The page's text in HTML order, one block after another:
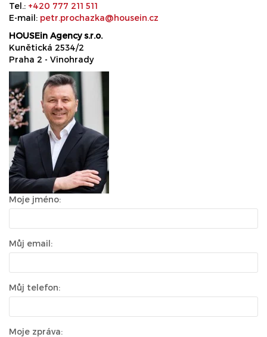
Tel.: +420 777 211 511
E-mail: petr.prochazka@housein.cz
HOUSEin Agency s.r.o.
Kunětická 2534/2
Praha 2 - Vinohrady
Moje jméno:
Můj email:
Můj telefon:
Moje zpráva: